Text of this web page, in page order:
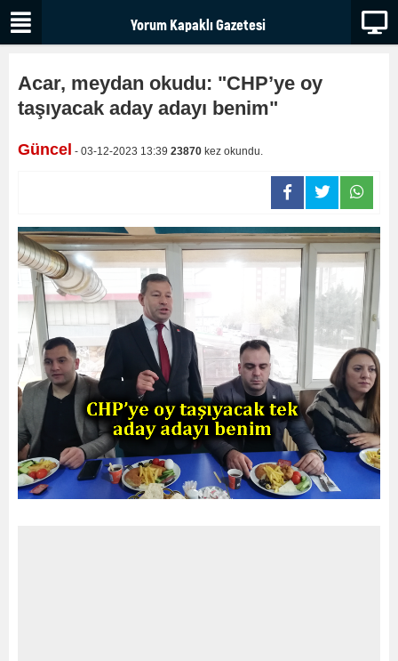
Acar, meydan okudu: "CHP’ye oy
taşıyacak aday adayı benim"
Güncel - 03-12-2023 13:39 23870 kez okundu.